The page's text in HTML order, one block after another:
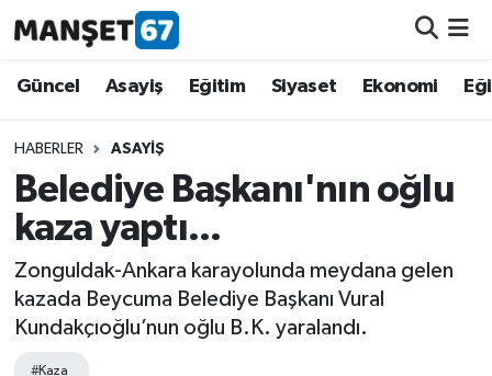
Güncel Asayiş Eğitim Siyaset Ekonomi
HABERLER ASAYIŞ
Belediye Başkanı'nın oğlu
kaza yaptı...
Zonguldak-Ankara karayolunda meydana gelen
kazada Beycuma Belediye Başkanı Vural
Kundakçıoğlu’nun oğlu B.K. yaralandı.
#Kaza
Güncel
Asayiş
Siyaset
Spor
Eğitim